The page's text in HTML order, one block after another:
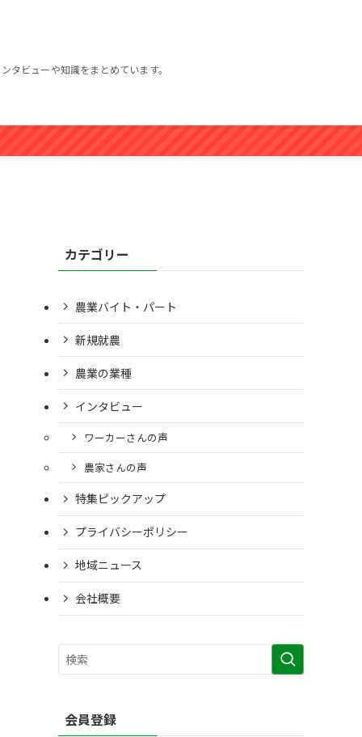
タビューや知識をまとめています。
カテゴリー
農業バイト・パート
新規就農
農業の業種
インタビュー
ワーカーさんの声
農家さんの声
特集ピックアップ
プライバシーポリシー
地域ニュース
会社概要
会員登録